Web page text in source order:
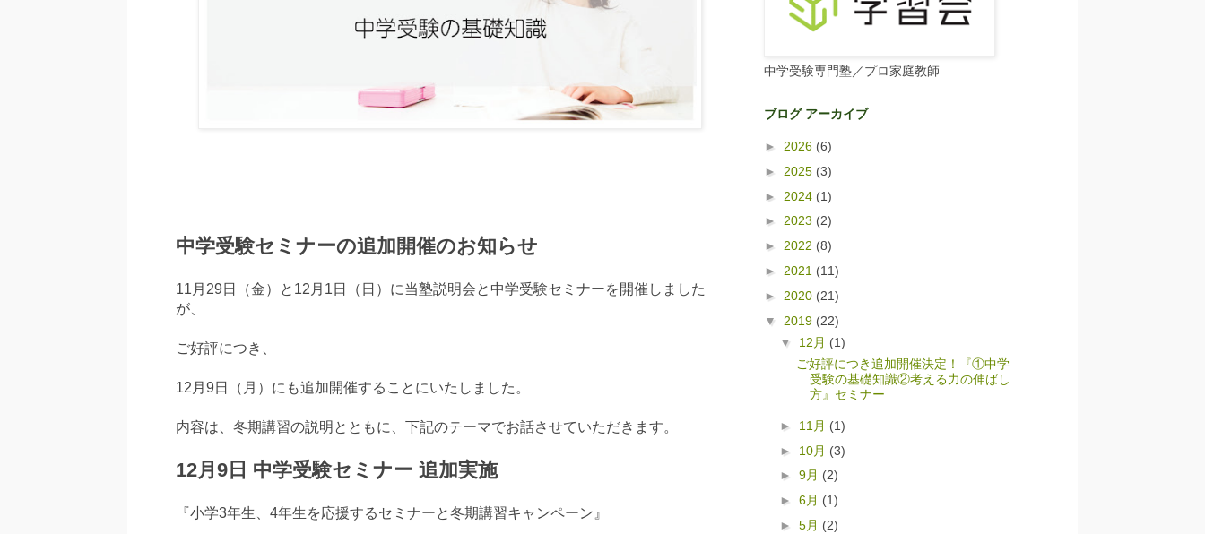
中学受験セミナーの追加開催のお知らせ
11月29日（金）と12月1日（日）に当塾説明会と中学受験セミナーを開催しました
が、
ご好評につき、
12月9日（月）にも追加開催することにいたしました。
内容は、冬期講習の説明とともに、下記のテーマでお話させていただきます。
12月9日 中学受験セミナー 追加実施
『小学3年生、4年生を応援するセミナーと冬期講習キャンペーン』
中学受験専門塾／プロ家庭教師
ブログ アーカイブ
► 2026 (6)
► 2025 (3)
► 2024 (1)
► 2023 (2)
► 2022 (8)
► 2021 (11)
► 2020 (21)
▼ 2019 (22)
▼ 12月 (1)
ご好評につき追加開催決定！『①中学
受験の基礎知識②考える力の伸ばし
方』セミナー
► 11月 (1)
► 10月 (3)
►9月 (2)
►6月 (1)
►5月 (2)